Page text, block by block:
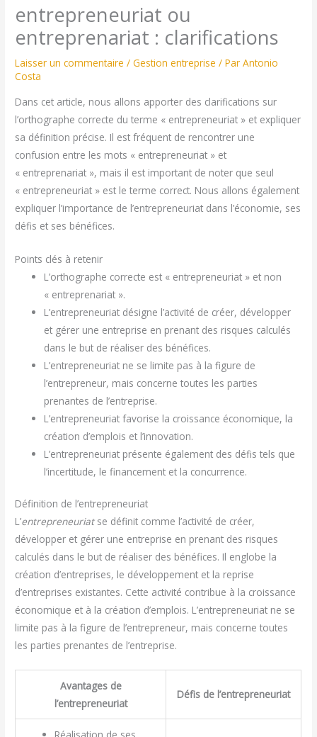
entrepreneuriat ou
entreprenariat : clarifications
Laisser un commentaire /Gestion entreprise / ParAntonio
Costa
Dans cet article, nous allons apporter des clarifications sur
l’orthographe correcte du terme « entrepreneuriat » et expliquer
sa définition précise. Il est fréquent de rencontrer une
confusion entre les mots « entrepreneuriat » et
« entreprenariat », mais il est important de noter que seul
« entrepreneuriat » est le terme correct. Nous allons également
expliquer l’importance de l’entrepreneuriat dans l’économie, ses
défis et ses bénéfices.
Points clés à retenir
L’orthographe correcte est « entrepreneuriat » et non
« entreprenariat ».
L’entrepreneuriat désigne l’activité de créer, développer
et gérer une entreprise en prenant des risques calculés
dans le but de réaliser des bénéfices.
L’entrepreneuriat ne se limite pas à la figure de
l’entrepreneur, mais concerne toutes les parties
prenantes de l’entreprise.
L’entrepreneuriat favorise la croissance économique, la
création d’emplois et l’innovation.
L’entrepreneuriat présente également des défis tels que
l’incertitude, le financement et la concurrence.
Définition de l’entrepreneuriat
L’entrepreneuriatse définit comme l’activité de créer,
développer et gérer une entreprise en prenant des risques
calculés dans le but de réaliser des bénéfices. Il englobe la
création d’entreprises, le développement et la reprise
d’entreprises existantes. Cette activité contribue à la croissance
économique et à la création d’emplois. L’entrepreneuriat ne se
limite pas à la figure de l’entrepreneur, mais concerne toutes
les parties prenantes de l’entreprise.
Avantages de
l’entrepreneuriat
Défis de l’entrepreneuriat